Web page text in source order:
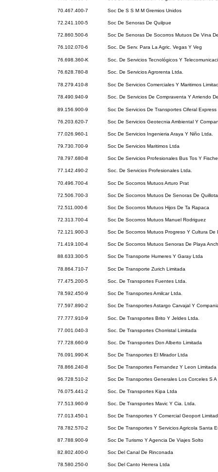
70.467.400-7 Soc De S S M M Gremios Unidos
72.241.100-5 Soc De Senoras De Quilpue
72.860.500-6 Soc De Senoras De Socorros Mutuos De Vina
76.102.070-6 Soc. De Serv. Para La Agric. Vegas Y Veg
76.698.360-K Soc. De Servicios Tecnológicos Y
76.628.780-8 Soc. De Servicios Agrorenta Ltda.
78.279.410-8 Soc De Servicios Comerciales Y Maritimos
78.490.940-9 Soc. De Servicios De Compraventa Y Arriendo
89.156.900-9 Soc De Servicios De Transportes Ciferal Express
76.203.620-7 Soc De Servicios Geotecnia Ambiental Y
77.026.960-1 Soc De Servicios Ingenieria Araya Y Niño Ltda.
79.730.700-9 Soc De Servicios Maritimos Ltda
78.797.680-8 Soc De Servicios Profesionales Bus Tos Y
77.142.490-2 Soc. De Servicios Profesionales Ltda.
70.496.700-4 Soc De Socorros Mutuos Arturo Prat
72.506.700-3 Soc De Socorros Mutuos De Senoras De Quillota
72.511.000-6 Soc De Socorros Mutuos Hijos De Ta Rapaca
72.313.700-4 Soc De Socorros Mutuos Manuel Rodriguez
72.121.900-3 Soc De Socorros Mutuos Progreso Y Cultura De
71.419.100-4 Soc De Socorros Mutuos Senoras De Playa
88.633.300-5 Soc De Transporte Humeres Y Garay Ltda
78.864.710-7 Soc De Transporte Zurich Limitada
77.475.200-5 Soc. De Transportes Fuentes Ltda.
78.592.450-9 Soc De Transportes Amilcar Ltda.
77.597.890-2 Soc De Transportes Astargo Carvajal Y
77.777.910-9 Soc. De Transportes Brito Y Jeldes Ltda.
77.001.040-3 Soc. De Transportes Chorristal Limitada
77.728.660-9 Soc. De Transportes Don Alberto Limitada
76.091.990-K Soc De Transportes El Mirador Ltda
78.866.240-8 Soc De Transportes Fernandez Y Leon Limitada
96.728.510-2 Soc De Transportes Generales Los Corceles S A
76.075.441-2 Soc. De Transportes Kipa Ltda
77.513.960-9 Soc. De Transportes Mavic Y Cia. Ltda.
77.013.450-1 Soc De Transportes Y Comercial Geoport
78.782.570-2 Soc De Transportes Y Servicios Agricola Santa
87.788.900-9 Soc De Turismo Y Agencia De Viajes Solto
82.802.400-0 Soc Del Canal De Rinconada
78.580.250-0 Soc Del Canto Herrera Ltda